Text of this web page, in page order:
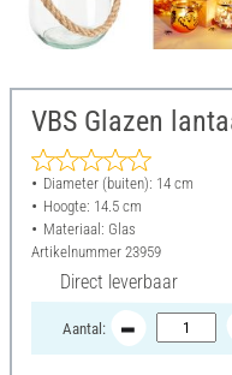
VBS Glazen
Diameter (buiten): 14 cm
Hoogte: 14.5 cm
Materiaal: Glas
Artikelnummer 23959
Direct leverbaar
Aantal: